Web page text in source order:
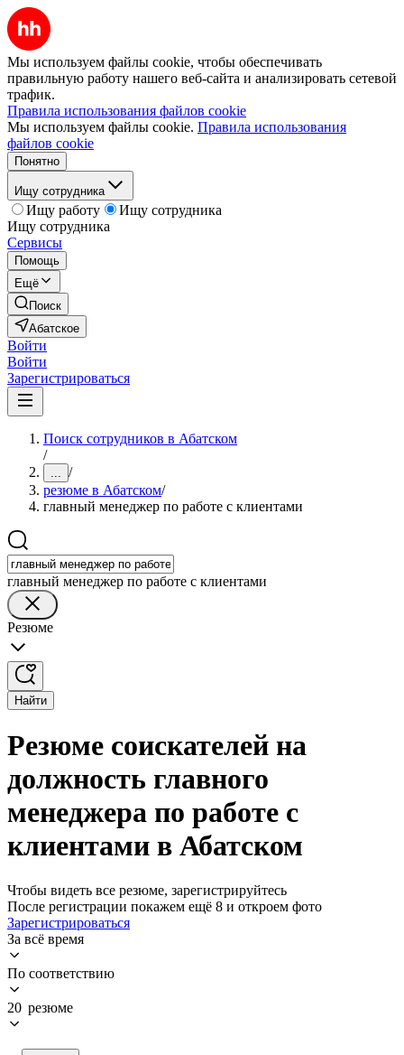
Мы используем файлы cookie, чтобы обеспечивать
правильную работу нашего веб-сайта и анализировать сетевой
трафик.
Правила использования файлов cookie
Мы используем файлы cookie. Правила использования
файлов cookie
Понятно
Ищу сотрудника
Ищу работу
Ищу сотрудника
Ищу сотрудника
Сервисы
Помощь
Ещё
Поиск
Абатское
Войти
Войти
Зарегистрироваться
Поиск сотрудников в Абатском
/
... /
резюме в Абатском/
главный менеджер по работе с клиентами
главный менеджер по работе с клиентами
Резюме
Найти
Резюме соискателей на
должность главного
менеджера по работе с
клиентами в Абатском
Чтобы видеть все резюме, зарегистрируйтесь
После регистрации покажем ещё 8 и откроем фото
Зарегистрироваться
За всё время
По соответствию
20 резюме